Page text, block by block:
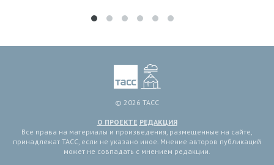
© 2026 ТАСС
О ПРОЕКТЕ РЕДАКЦИЯ
Все права на материалы и произведения, размещенные на сайте,
принадлежат ТАСС, если не указано иное. Мнение авторов публикаций
может не совпадать с мнением редакции.